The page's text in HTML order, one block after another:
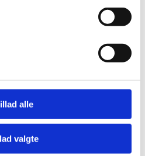
alle
valgte